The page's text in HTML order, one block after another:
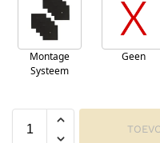
Montage
Systeem
Geen